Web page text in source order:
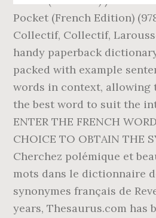
Pocket (French Edition)
Collectif, Collectif,
handy paperback
packed with example
words in context, allowing
the best word to suit the
ENTER THE FRENCH
CHOICE TO OBTAIN THE
Cherchez polémique et
mots dans le dictionnaire
synonymes français de
years, Thesaurus.com has